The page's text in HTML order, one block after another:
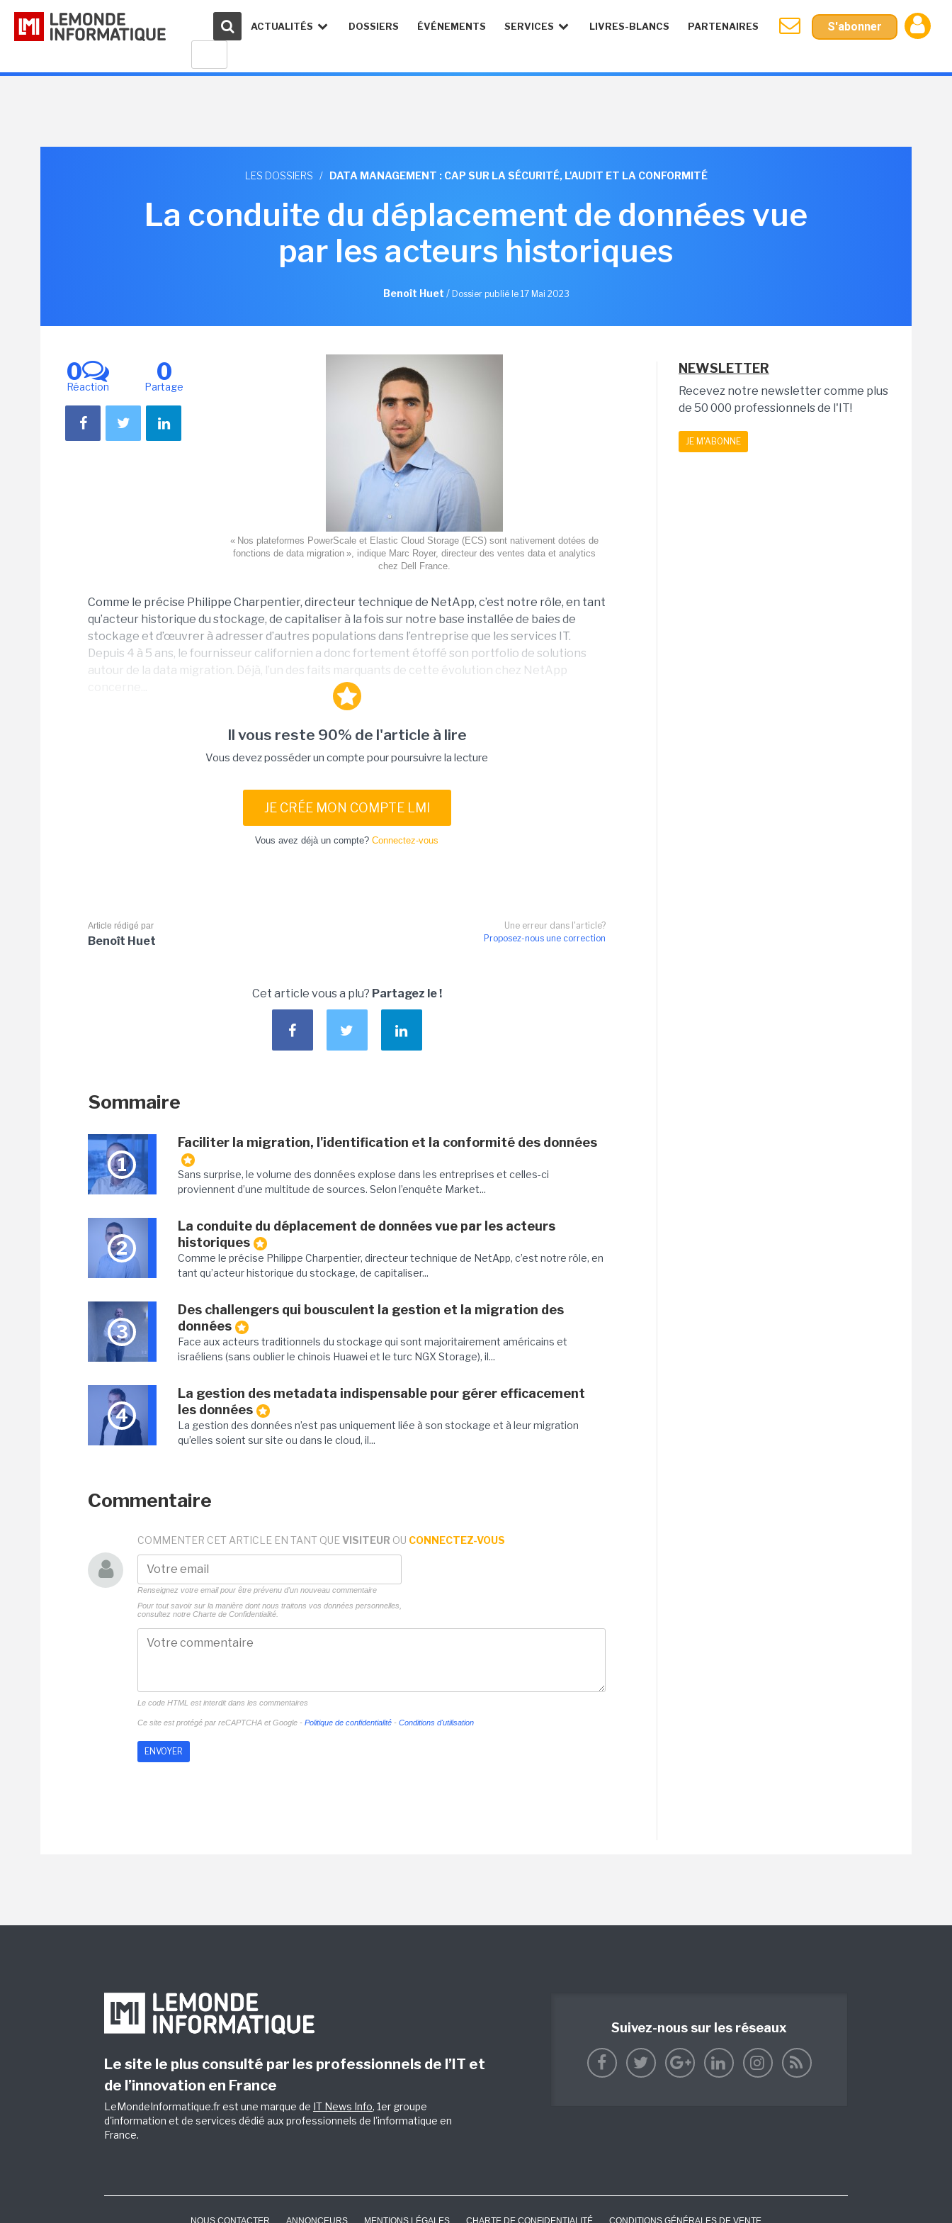
ACTUALITÉS DOSSIERS ÉVÉNEMENTS SERVICES LIVRES-BLANCS PARTENAIRES S'abonner
LES DOSSIERS / DATA MANAGEMENT : CAP SUR LA SÉCURITÉ, L'AUDIT ET LA CONFORMITÉ
La conduite du déplacement de données vue
par les acteurs historiques
Benoît Huet / Dossier publié le 17 Mai 2023
0
Réaction
0
Partage
« Nos plateformes PowerScale et Elastic Cloud Storage (ECS) sont nativement dotées de
fonctions de data migration », indique Marc Royer, directeur des ventes data et analytics
chez Dell France.
Comme le précise Philippe Charpentier, directeur technique de NetApp, c’est notre rôle, en tant
qu’acteur historique du stockage, de capitaliser à la fois sur notre base installée de baies de
stockage et d’œuvrer à adresser d’autres populations dans l’entreprise que les services IT.
Depuis 4 à 5 ans, le fournisseur californien a donc fortement étoffé son portfolio de solutions
autour de la data migration. Déjà, l’un des faits marquants de cette évolution chez NetApp
Il vous reste 90% de l'article à lire
Vous devez posséder un compte pour poursuivre la lecture
JE CRÉE MON COMPTE LMI
Vous avez déjà un compte? Connectez-vous
Une erreur dans l'article?
Proposez-nous une correction
Article rédigé par
Benoît Huet
Cet article vous a plu? Partagez le !
Sommaire
1
Faciliter la migration, l'identification et la conformité des données
Sans surprise, le volume des données explose dans les entreprises et celles-ci
proviennent d’une multitude de sources. Selon l’enquête Market...
2
La conduite du déplacement de données vue par les acteurs
historiques
Comme le précise Philippe Charpentier, directeur technique de NetApp, c’est notre rôle, en
tant qu’acteur historique du stockage, de capitaliser...
3
Des challengers qui bousculent la gestion et la migration des
données
Face aux acteurs traditionnels du stockage qui sont majoritairement américains et
israéliens (sans oublier le chinois Huawei et le turc NGX Storage), il...
4
La gestion des metadata indispensable pour gérer efficacement
les données
La gestion des données n’est pas uniquement liée à son stockage et à leur migration
qu’elles soient sur site ou dans le cloud, il...
Commentaire
COMMENTER CET ARTICLE EN TANT QUE VISITEUR OU CONNECTEZ-VOUS
Renseignez votre email pour être prévenu d'un nouveau commentaire
Pour tout savoir sur la manière dont nous traitons vos données personnelles,
consultez notre Charte de Confidentialité.
Le code HTML est interdit dans les commentaires
Ce site est protégé par reCAPTCHA et Google - Politique de confidentialité - Conditions d'utilisation
NEWSLETTER
Recevez notre newsletter comme plus
de 50 000 professionnels de l'IT!
JE M'ABONNE
Le site le plus consulté par les professionnels de l’IT et
de l’innovation en France
LeMondeInformatique.fr est une marque de IT News Info, 1er groupe
d'information et de services dédié aux professionnels de l'informatique en
France.
Suivez-nous sur les réseaux
NOUS CONTACTER ANNONCEURS MENTIONS LÉGALES CHARTE DE CONFIDENTIALITÉ CONDITIONS GÉNÉRALES DE VENTE